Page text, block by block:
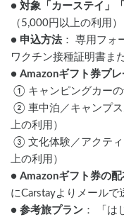
● 対象「カーステイ」
（5,000円以上の利用
● 申込方法： 専用フォ
ワクチン接種証明書ま
● Amazonギフト券プ
① キャンピングカーの
上の利用）
上の利用）
● Amazonギフト券の
にCarstayよりメールで
● 参考旅プラン ： 「は